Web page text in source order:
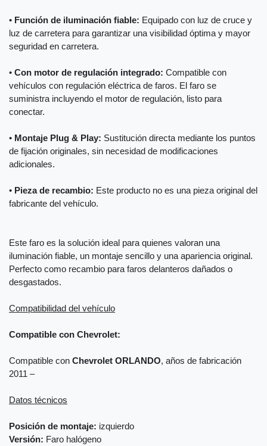
• Función de iluminación fiable: Equipado con luz de cruce y
luz de carretera para garantizar una visibilidad óptima y mayor
seguridad en carretera.
• Con motor de regulación integrado: Compatible con
vehículos con regulación eléctrica de faros. El faro se
suministra incluyendo el motor de regulación, listo para
conectar.
• Montaje Plug & Play: Sustitución directa mediante los puntos
de fijación originales, sin necesidad de modificaciones
adicionales.
• Pieza de recambio: Este producto no es una pieza original del
fabricante del vehículo.
Este faro es la solución ideal para quienes valoran una
iluminación fiable, un montaje sencillo y una apariencia original.
Perfecto como recambio para faros delanteros dañados o
desgastados.
Compatibilidad del vehículo
Compatible con Chevrolet:
Compatible con Chevrolet ORLANDO, años de fabricación
2011 –
Datos técnicos
Posición de montaje: izquierdo
Versión: Faro halógeno